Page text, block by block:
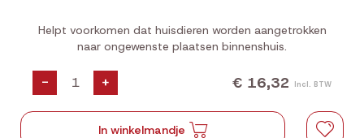
Helpt voorkomen dat huisdieren worden aangetrokken
naar ongewenste plaatsen binnenshuis.
- + € 16,32 Incl. BTW
In winkelmandje